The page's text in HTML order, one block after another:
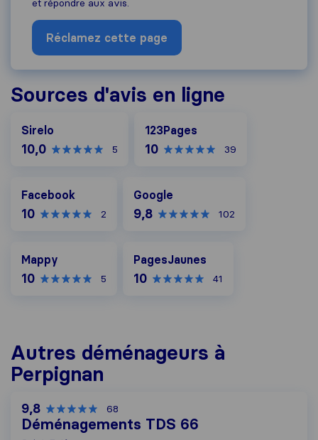
et répondre aux avis.
Réclamez cette page
Sources d'avis en ligne
Sirelo
10,0 5
123Pages
10 39
Facebook
10 2
Google
9,8 102
Mappy
10 5
PagesJaunes
10 41
Autres déménageurs à
Perpignan
9,8 68
Déménagements TDS 66